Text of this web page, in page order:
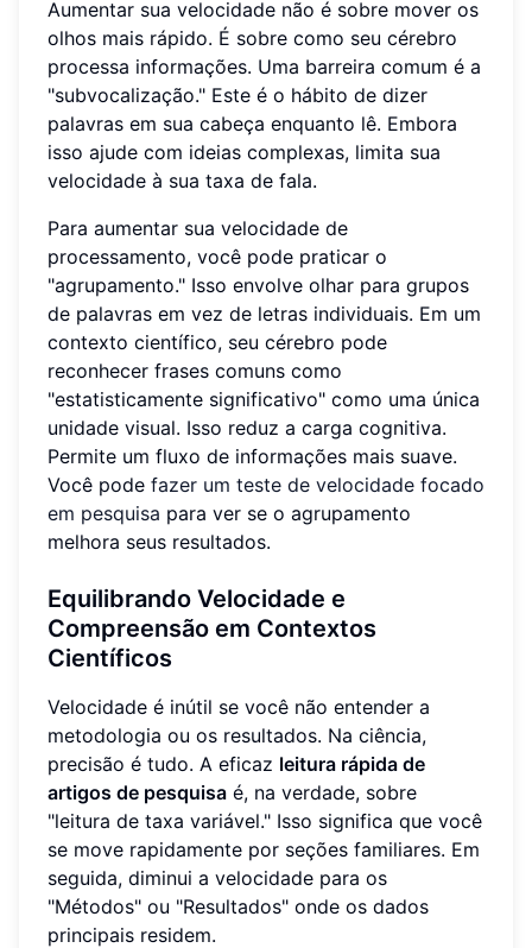
Aumentar sua velocidade não é sobre mover os
olhos mais rápido. É sobre como seu cérebro
processa informações. Uma barreira comum é a
"subvocalização." Este é o hábito de dizer
palavras em sua cabeça enquanto lê. Embora
isso ajude com ideias complexas, limita sua
velocidade à sua taxa de fala.
Para aumentar sua velocidade de
processamento, você pode praticar o
"agrupamento." Isso envolve olhar para grupos
de palavras em vez de letras individuais. Em um
contexto científico, seu cérebro pode
reconhecer frases comuns como
"estatisticamente significativo" como uma única
unidade visual. Isso reduz a carga cognitiva.
Permite um fluxo de informações mais suave.
Você pode fazer um teste de velocidade focado
em pesquisa para ver se o agrupamento
melhora seus resultados.
Equilibrando Velocidade e
Compreensão em Contextos
Científicos
Velocidade é inútil se você não entender a
metodologia ou os resultados. Na ciência,
precisão é tudo. A eficaz leitura rápida de
artigos de pesquisa é, na verdade, sobre
"leitura de taxa variável." Isso significa que você
se move rapidamente por seções familiares. Em
seguida, diminui a velocidade para os
"Métodos" ou "Resultados" onde os dados
principais residem.